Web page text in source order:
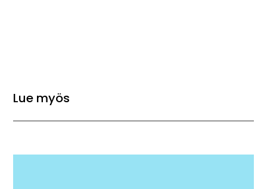
Lue myös